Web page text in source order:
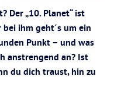
Der „10. Planet“ ist
ihm geht´s um ein
Punkt – und was
anstrengend an? Ist
du dich traust, hin zu